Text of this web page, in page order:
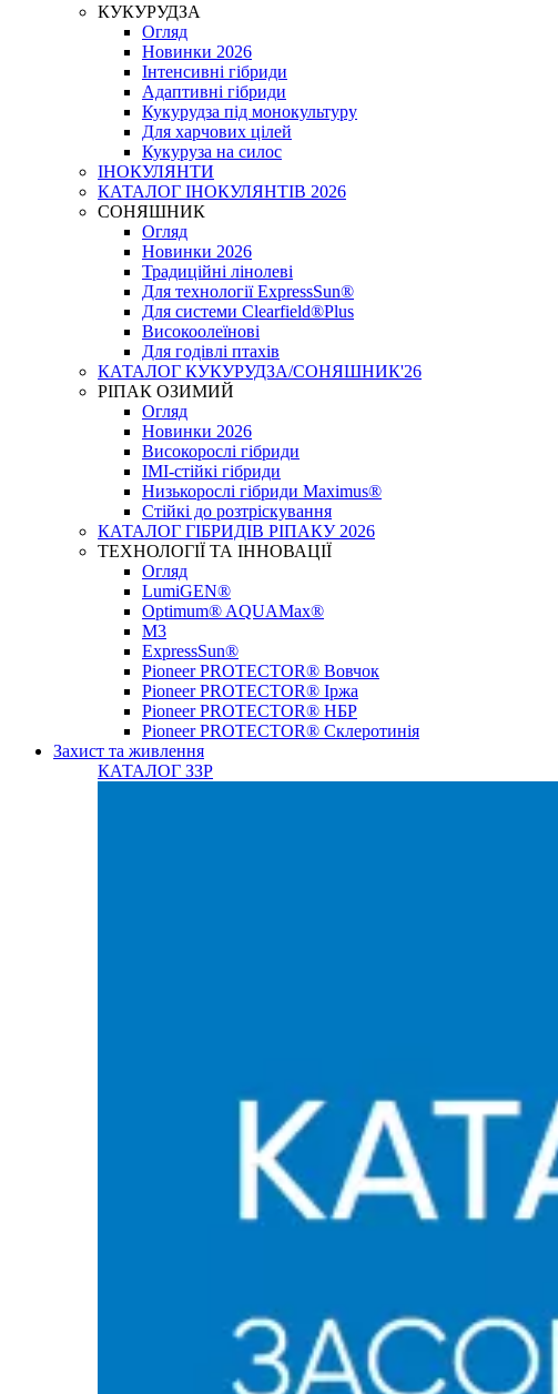
КУКУРУДЗА
Огляд
Новинки 2026
Інтенсивні гібриди
Адаптивні гібриди
Кукурудза під монокультуру
Для харчових цілей
Кукуруза на силос
ІНОКУЛЯНТИ
КАТАЛОГ ІНОКУЛЯНТІВ 2026
СОНЯШНИК
Огляд
Новинки 2026
Традиційні лінолеві
Для технології ExpressSun®
Для системи Clearfield®Plus
Високоолеїнові
Для годівлі птахів
КАТАЛОГ КУКУРУДЗА/СОНЯШНИК'26
РІПАК ОЗИМИЙ
Огляд
Новинки 2026
Високорослі гібриди
IMI-стійкі гібриди
Низькорослі гібриди Maximus®
Стійкі до розтріскування
КАТАЛОГ ГІБРИДІВ РІПАКУ 2026
ТЕХНОЛОГІЇ ТА ІННОВАЦІЇ
Огляд
LumiGEN®
Optimum® AQUAMax®
М3
ExpressSun®
Pioneer PROTECTOR® Вовчок
Pioneer PROTECTOR® Іржа
Pioneer PROTECTOR® НБР
Pioneer PROTECTOR® Склеротинія
Захист та живлення
КАТАЛОГ ЗЗР